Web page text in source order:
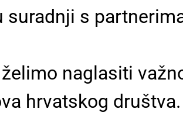
suradnji s
naglasiti
hrvatskog